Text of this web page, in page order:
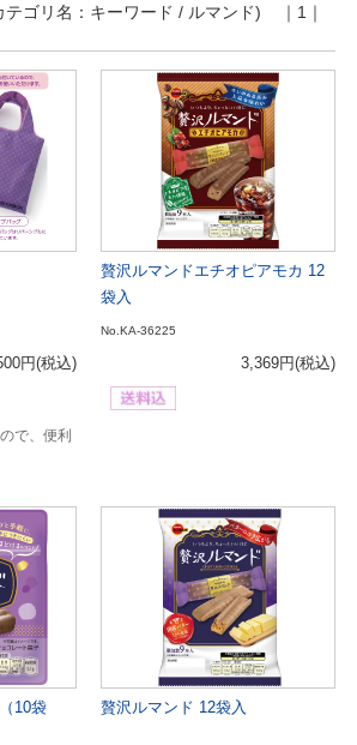
｜1｜
テゴリ名：キーワード / ルマンド)
円(税込)
で、便利
贅沢ルマンドエチオピアモカ 12
袋入
No.KA-36225
3,369円(税込)
10袋
贅沢ルマンド 12袋入